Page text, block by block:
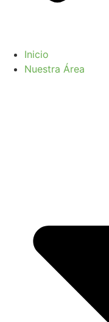
Inicio
Nuestra Área